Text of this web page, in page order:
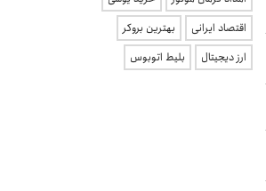
اقتصاد ایرانی
بهترین بروکر
ارز دیجیتال
بلیط اتوبوس